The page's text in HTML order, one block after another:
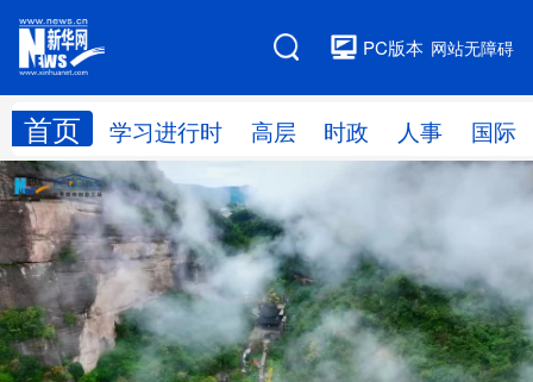
网站无障碍
PC版本
首页 学习进行时 高层 时政 人事 国际
网站地图
学习进行时 高层 时政
国际 财经 网评 港澳
台湾 思客智库 全球连线 教育